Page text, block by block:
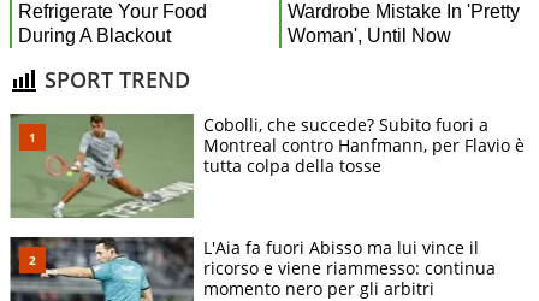
SPORT TREND
Cobolli, che succede? Subito fuori a
Montreal contro Hanfmann, per Flavio è
tutta colpa della tosse
L'Aia fa fuori Abisso ma lui vince il
ricorso e viene riammesso: continua
momento nero per gli arbitri